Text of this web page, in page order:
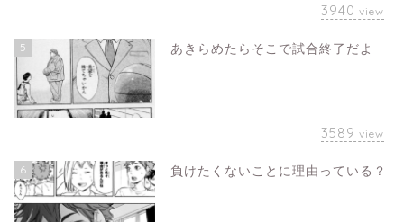
3940 view
5 あきらめたらそこで試合終了だよ
3589 view
6 負けたくないことに理由っている？